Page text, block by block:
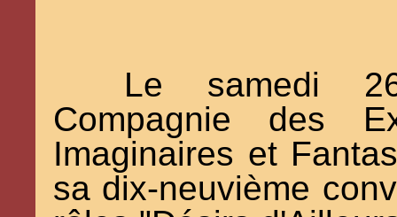
Le samedi
Compagnie des
Imaginaires et
sa dix-neuvième